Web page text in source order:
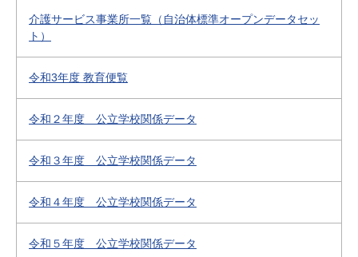
介護サービス事業所一覧（自治体標準オープンデータセッ
ト）
令和3年度 教育便覧
令和２年度 公立学校関係データ
令和３年度 公立学校関係データ
令和４年度 公立学校関係データ
令和５年度 公立学校関係データ